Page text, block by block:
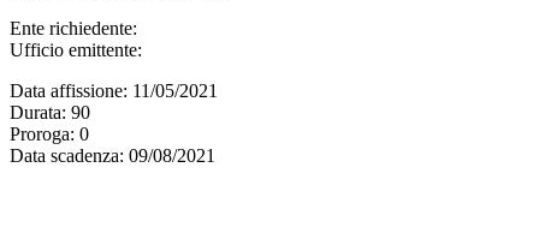
Ente richiedente:
Ufficio emittente:
Data affissione: 11/05/2021
Durata: 90
Proroga: 0
Data scadenza: 09/08/2021